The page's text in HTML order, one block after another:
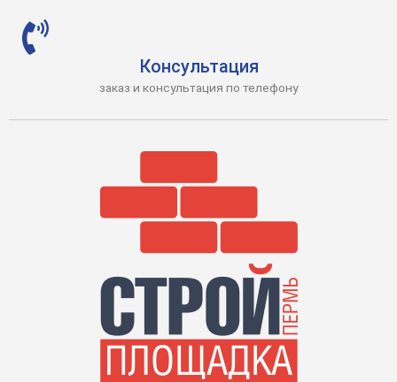
Консультация
заказ и консультация по телефону